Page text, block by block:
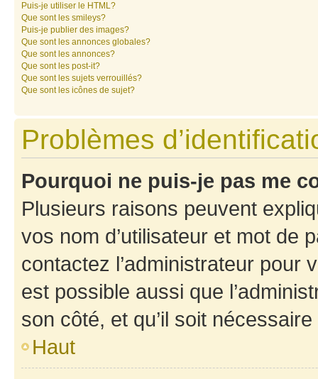
Puis-je utiliser le HTML?
Que sont les smileys?
Puis-je publier des images?
Que sont les annonces globales?
Que sont les annonces?
Que sont les post-it?
Que sont les sujets verrouillés?
Que sont les icônes de sujet?
Problèmes
Pourquoi ne puis-je pas me
Plusieurs raisons peuvent
vos nom d’utilisateur et mot de
contactez l’administrateur pour
est possible aussi que
son côté, et qu’il soit
Haut